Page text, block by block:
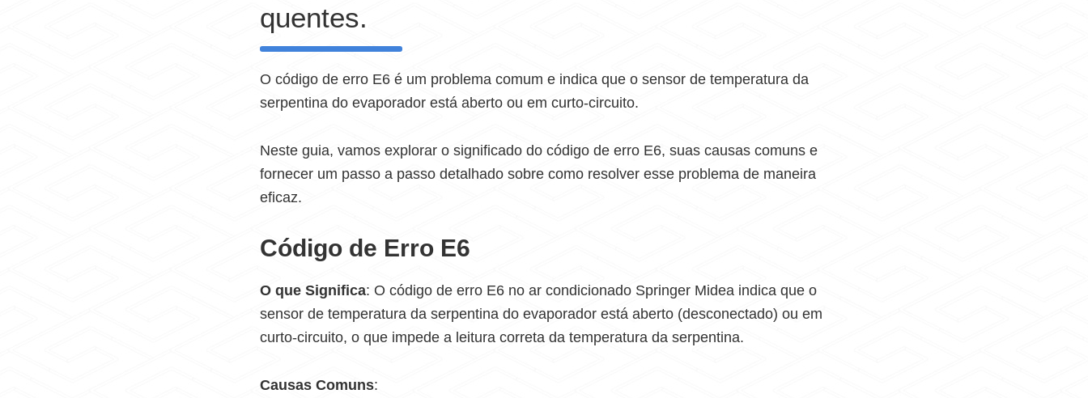
quentes.
O código de erro E6 é um problema comum e indica que o sensor de temperatura da
serpentina do evaporador está aberto ou em curto-circuito.
Neste guia, vamos explorar o significado do código de erro E6, suas causas comuns e
fornecer um passo a passo detalhado sobre como resolver esse problema de maneira
eficaz.
Código de Erro E6
O que Significa: O código de erro E6 no ar condicionado Springer Midea indica que o
sensor de temperatura da serpentina do evaporador está aberto (desconectado) ou em
curto-circuito, o que impede a leitura correta da temperatura da serpentina.
Causas Comuns: